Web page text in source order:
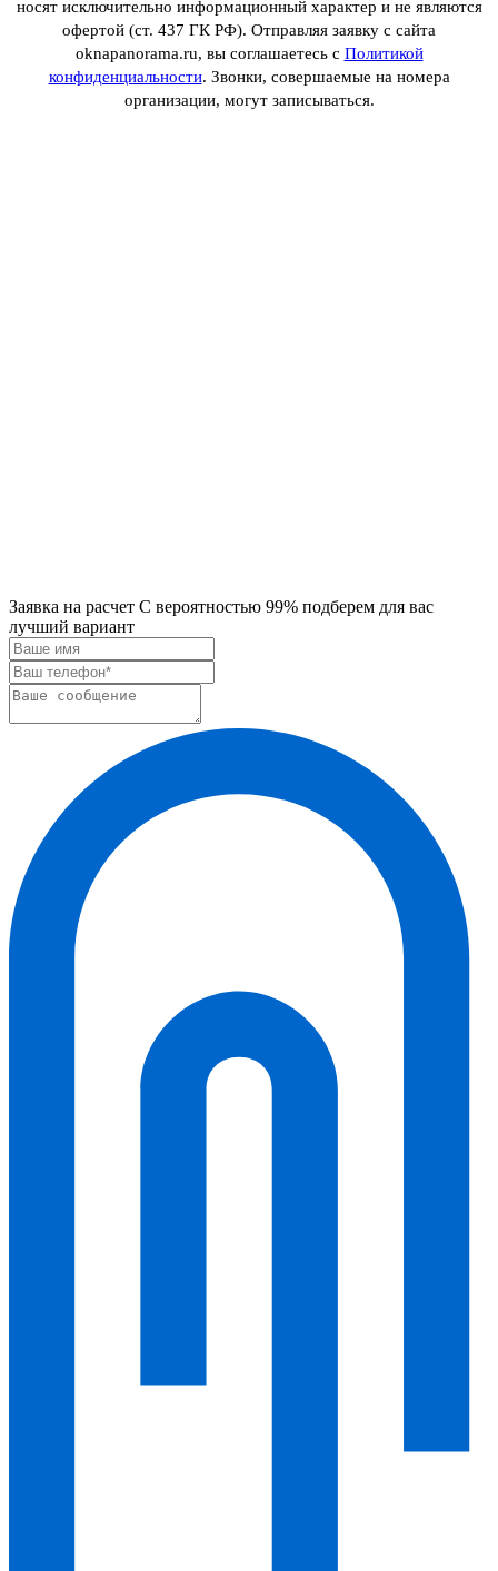
носят исключительно информационный характер и не являются
офертой (ст. 437 ГК РФ). Отправляя заявку с сайта
oknapanorama.ru, вы соглашаетесь с Политикой
конфиденциальности. Звонки, совершаемые на номера
организации, могут записываться.
Заявка на расчет С вероятностью 99% подберем для вас
лучший вариант